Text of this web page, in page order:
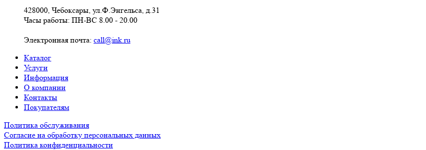
428000, Чебоксары, ул.Ф.Энгельса, д.31
Часы работы: ПН-ВС 8.00 - 20.00
Электронная почта: call@ink.ru
Каталог
Услуги
Информация
О компании
Контакты
Покупателям
Политика обслуживания
Согласие на обработку персональных данных
Политика конфиденциальности